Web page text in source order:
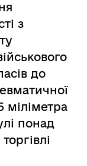
з
до
міліметра
понад